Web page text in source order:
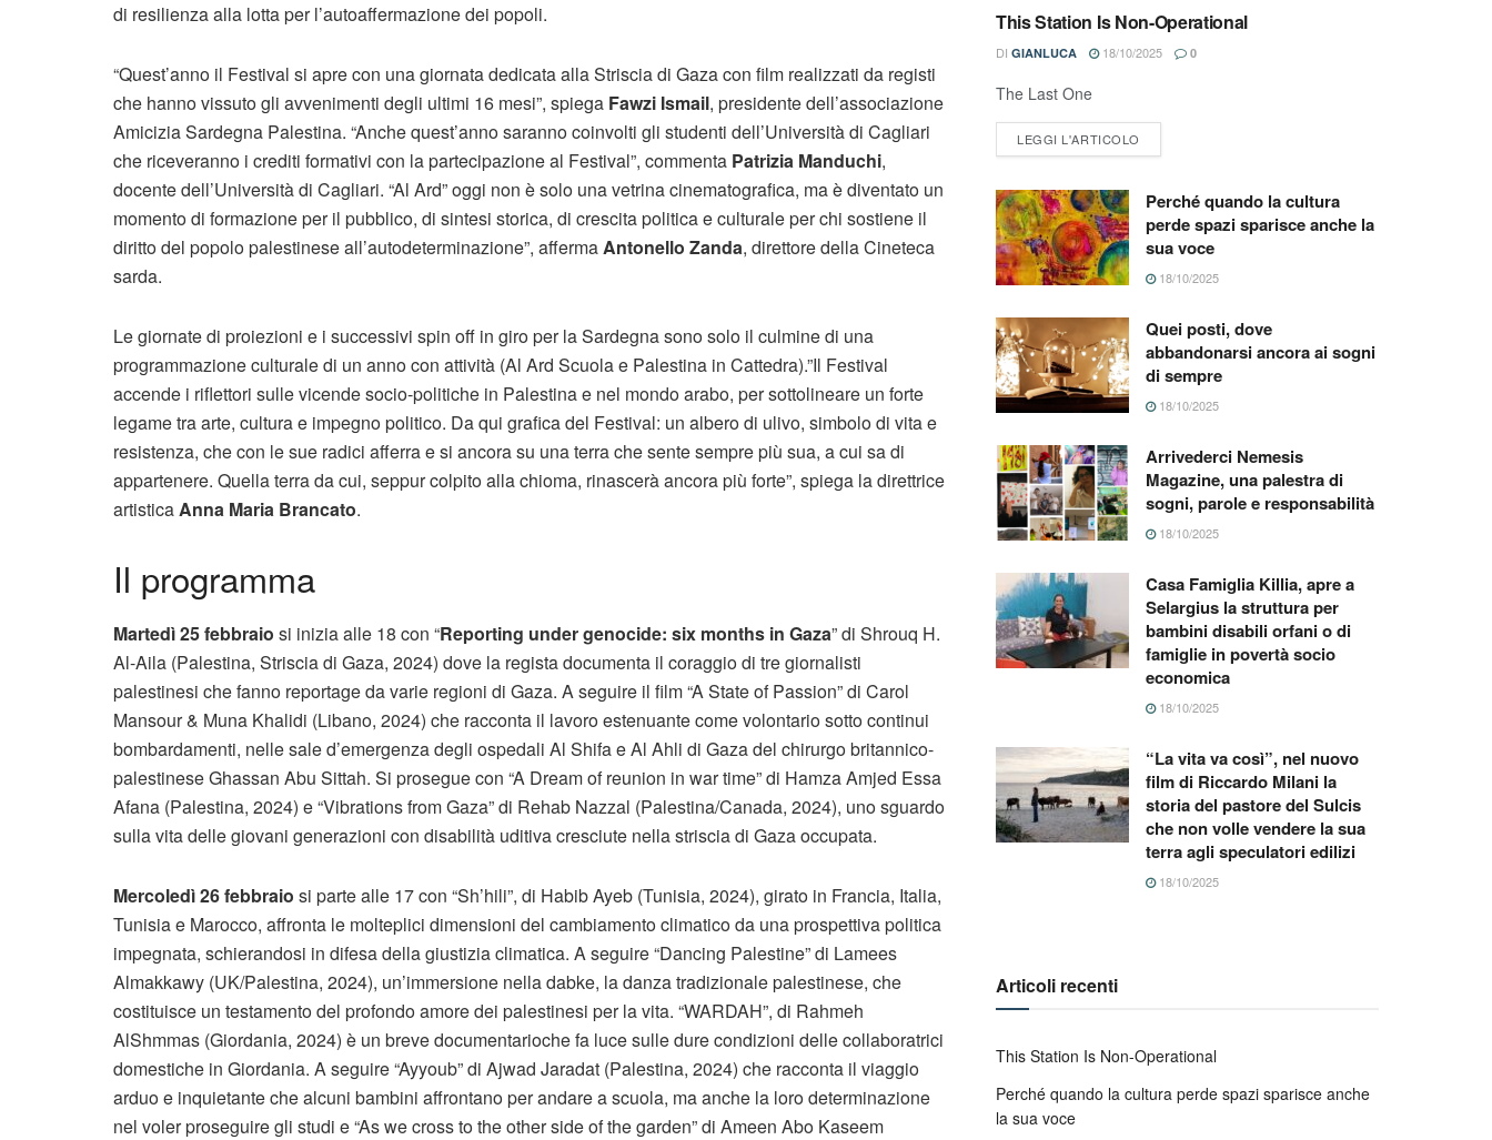
di resilienza alla lotta per l’autoaffermazione dei popoli.
“Quest’anno il Festival si apre con una giornata dedicata alla Striscia di Gaza con film realizzati da registi
che hanno vissuto gli avvenimenti degli ultimi 16 mesi”, spiega Fawzi Ismail, presidente dell’associazione
Amicizia Sardegna Palestina. “Anche quest’anno saranno coinvolti gli studenti dell’Università di Cagliari
che riceveranno i crediti formativi con la partecipazione al Festival”, commenta Patrizia Manduchi,
docente dell’Università di Cagliari. “Al Ard” oggi non è solo una vetrina cinematografica, ma è diventato un
momento di formazione per il pubblico, di sintesi storica, di crescita politica e culturale per chi sostiene il
diritto del popolo palestinese all’autodeterminazione”, affermaAntonello Zanda, direttore della Cineteca
sarda.
Le giornate di proiezioni e i successivi spin off in giro per la Sardegna sono solo il culmine di una
programmazione culturale di un anno con attività (Al Ard Scuola e Palestina in Cattedra).”Il Festival
accende i riflettori sulle vicende socio-politiche in Palestina e nel mondo arabo, per sottolineare un forte
legame tra arte, cultura e impegno politico. Da qui grafica del Festival: un albero di ulivo, simbolo di vita e
resistenza, che con le sue radici afferra e si ancora su una terra che sente sempre più sua, a cui sa di
appartenere. Quella terra da cui, seppur colpito alla chioma, rinascerà ancora più forte”, spiega la direttrice
artisticaAnna Maria Brancato.
Il programma
Martedì 25 febbraio si inizia alle 18 con “Reporting under genocide: six months in Gaza” di Shrouq H.
Al-Aila (Palestina, Striscia di Gaza, 2024) dove la regista documenta il coraggio di tre giornalisti
palestinesi che fanno reportage da varie regioni di Gaza. A seguire il film “A State of Passion” di Carol
Mansour & Muna Khalidi (Libano, 2024) che racconta il lavoro estenuante come volontario sotto continui
bombardamenti, nelle sale d’emergenza degli ospedali Al Shifa e Al Ahli di Gaza del chirurgo britannico-
palestinese Ghassan Abu Sittah. Si prosegue con “A Dream of reunion in war time” di Hamza Amjed Essa
Afana (Palestina, 2024) e “Vibrations from Gaza” di Rehab Nazzal (Palestina/Canada, 2024), uno sguardo
sulla vita delle giovani generazioni con disabilità uditiva cresciute nella striscia di Gaza occupata.
Mercoledì 26 febbraio si parte alle 17 con “Sh’hili”, di Habib Ayeb (Tunisia, 2024), girato in Francia, Italia,
Tunisia e Marocco, affronta le molteplici dimensioni del cambiamento climatico da una prospettiva politica
impegnata, schierandosi in difesa della giustizia climatica. A seguire “Dancing Palestine” di Lamees
Almakkawy (UK/Palestina, 2024), un’immersione nella dabke, la danza tradizionale palestinese, che
costituisce un testamento del profondo amore dei palestinesi per la vita. “WARDAH”, di Rahmeh
AlShmmas (Giordania, 2024) è un breve documentarioche fa luce sulle dure condizioni delle collaboratrici
domestiche in Giordania. A seguire “Ayyoub” di Ajwad Jaradat (Palestina, 2024) che racconta il viaggio
arduo e inquietante che alcuni bambini affrontano per andare a scuola, ma anche la loro determinazione
nel voler proseguire gli studi e “As we cross to the other side of the garden” di Ameen Abo Kaseem
This Station Is Non-Operational
DI GIANLUCA 18/10/2025 0
The Last One
LEGGI L'ARTICOLO
Perché quando la cultura
perde spazi sparisce anche la
sua voce
18/10/2025
Quei posti, dove
abbandonarsi ancora ai sogni
di sempre
18/10/2025
Arrivederci Nemesis
Magazine, una palestra di
sogni, parole e responsabilità
18/10/2025
Casa Famiglia Killia, apre a
Selargius la struttura per
bambini disabili orfani o di
famiglie in povertà socio
economica
18/10/2025
“La vita va così”, nel nuovo
film di Riccardo Milani la
storia del pastore del Sulcis
che non volle vendere la sua
terra agli speculatori edilizi
18/10/2025
Articoli recenti
This Station Is Non-Operational
Perché quando la cultura perde spazi sparisce anche
la sua voce